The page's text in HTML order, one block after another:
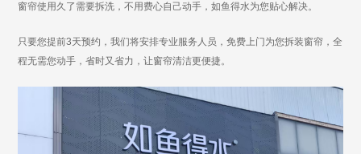
窗帘使用久了需要拆洗，不用费心自己动手，如鱼得水为您贴心解决。
只要您提前3天预约，我们将安排专业服务人员，免费上门为您拆装窗帘，全
程无需您动手，省时又省力，让窗帘清洁更便捷。